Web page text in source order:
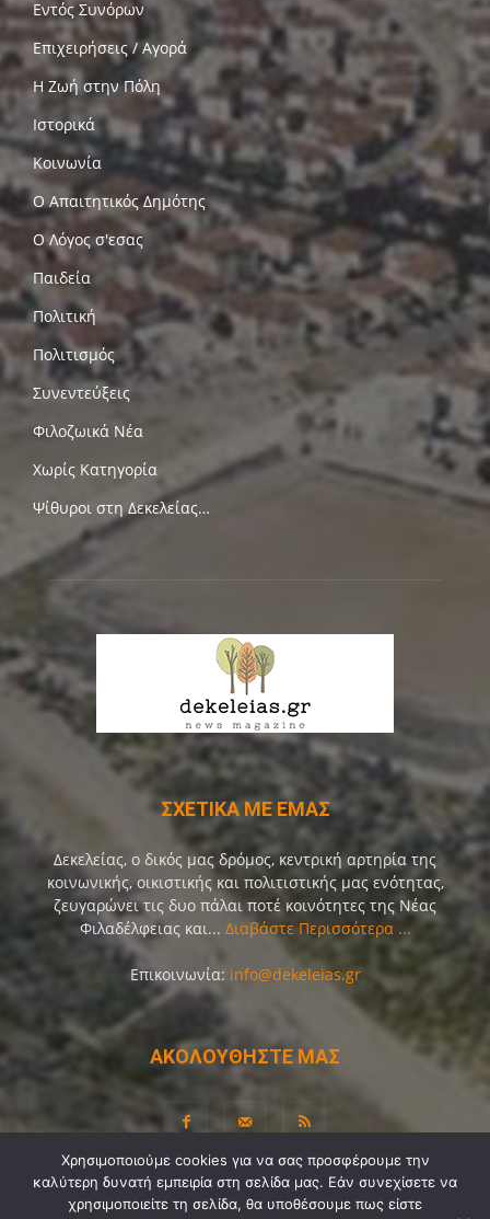
Εντός Συνόρων
Επιχειρήσεις / Αγορά
Η Ζωή στην Πόλη
Ιστορικά
Κοινωνία
Ο Απαιτητικός Δημότης
Ο Λόγος σ'εσας
Παιδεία
Πολιτική
Πολιτισμός
Συνεντεύξεις
Φιλοζωικά Νέα
Χωρίς Κατηγορία
Ψίθυροι στη Δεκελείας…
ΣΧΕΤΙΚΑ ΜΕ ΕΜΑΣ
Δεκελείας, ο δικός μας δρόμος, κεντρική αρτηρία της
κοινωνικής, οικιστικής και πολιτιστικής μας ενότητας,
ζευγαρώνει τις δυο πάλαι ποτέ κοινότητες της Νέας
Φιλαδέλφειας και... Διαβάστε Περισσότερα ...
Επικοινωνία: info@dekeleias.gr
ΑΚΟΛΟΥΘΗΣΤΕ ΜΑΣ
Διαύγεια Λίγα Λόγια για Εμάς
Επικοινωνία
Χρησιμοποιούμε cookies για να σας προσφέρουμε την
καλύτερη δυνατή εμπειρία στη σελίδα μας. Εάν συνεχίσετε να
χρησιμοποιείτε τη σελίδα, θα υποθέσουμε πως είστε